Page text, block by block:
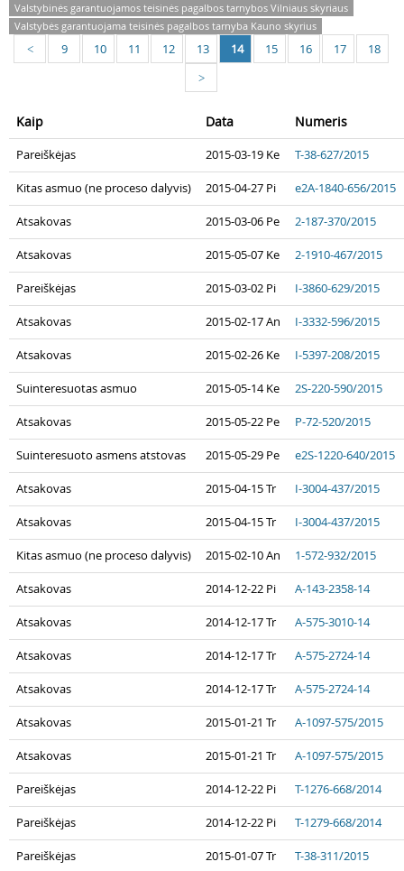
Valstybinės garantuojamos teisinės pagalbos tarnybos Vilniaus skyriaus
Valstybės garantuojama teisinės pagalbos tarnyba Kauno skyrius
< 9 10 11 12 13 14 15 16 17 18
>
Kaip Data Numeris
Pareiškėjas 2015-03-19 Ke T-38-627/2015
Kitas asmuo (ne proceso dalyvis) 2015-04-27 Pi e2A-1840-656/2015
Atsakovas 2015-03-06 Pe 2-187-370/2015
Atsakovas 2015-05-07 Ke 2-1910-467/2015
Pareiškėjas 2015-03-02 Pi I-3860-629/2015
Atsakovas 2015-02-17 An I-3332-596/2015
Atsakovas 2015-02-26 Ke I-5397-208/2015
Suinteresuotas asmuo 2015-05-14 Ke 2S-220-590/2015
Atsakovas 2015-05-22 Pe P-72-520/2015
Suinteresuoto asmens atstovas 2015-05-29 Pe e2S-1220-640/2015
Atsakovas 2015-04-15 Tr I-3004-437/2015
Atsakovas 2015-04-15 Tr I-3004-437/2015
Kitas asmuo (ne proceso dalyvis) 2015-02-10 An 1-572-932/2015
Atsakovas 2014-12-22 Pi A-143-2358-14
Atsakovas 2014-12-17 Tr A-575-3010-14
Atsakovas 2014-12-17 Tr A-575-2724-14
Atsakovas 2014-12-17 Tr A-575-2724-14
Atsakovas 2015-01-21 Tr A-1097-575/2015
Atsakovas 2015-01-21 Tr A-1097-575/2015
Pareiškėjas 2014-12-22 Pi T-1276-668/2014
Pareiškėjas 2014-12-22 Pi T-1279-668/2014
Pareiškėjas 2015-01-07 Tr T-38-311/2015